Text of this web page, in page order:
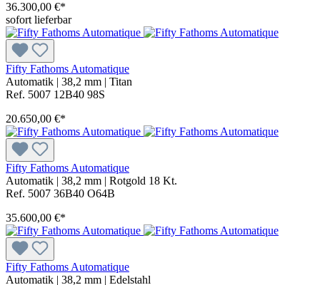
36.300,00 €*
sofort lieferbar
Fifty Fathoms Automatique
Automatik | 38,2 mm | Titan
Ref. 5007 12B40 98S
20.650,00 €*
Fifty Fathoms Automatique
Automatik | 38,2 mm | Rotgold 18 Kt.
Ref. 5007 36B40 O64B
35.600,00 €*
Fifty Fathoms Automatique
Automatik | 38,2 mm | Edelstahl